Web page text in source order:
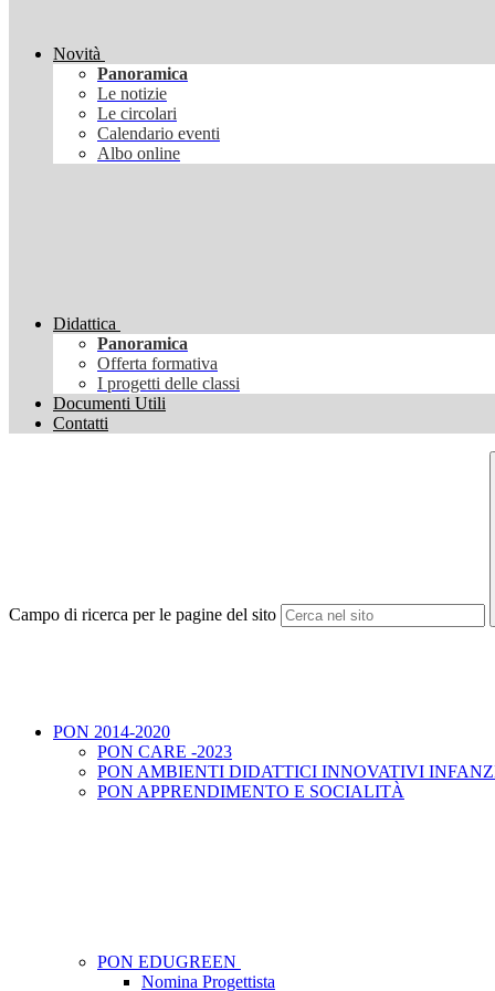
Novità
Panoramica
Le notizie
Le circolari
Calendario eventi
Albo online
Didattica
Panoramica
Offerta formativa
I progetti delle classi
Documenti Utili
Contatti
Campo di ricerca per le pagine del sito
PON 2014-2020
PON CARE -2023
PON AMBIENTI DIDATTICI INNOVATIVI
PON APPRENDIMENTO E SOCIALITÀ
PON EDUGREEN
Nomina Progettista